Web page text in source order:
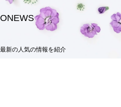
新の人気の情報を紹介